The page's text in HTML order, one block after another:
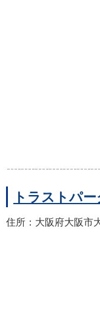
トラストパ
住所：大阪府大阪市